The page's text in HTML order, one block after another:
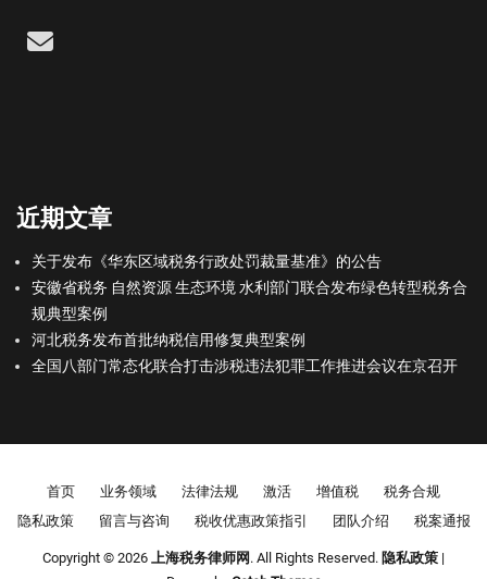
Email
近期文章
关于发布《华东区域税务行政处罚裁量基准》的公告
安徽省税务 自然资源 生态环境 水利部门联合发布绿色转型税务合
规典型案例
河北税务发布首批纳税信用修复典型案例
全国八部门常态化联合打击涉税违法犯罪工作推进会议在京召开
Footer menu
首页 业务领域 法律法规 激活 增值税
税务合规
隐私政策
留言与咨询 税收优惠政策指引 团队介绍 税案通报
Copyright © 2026 上海税务律师网 . All Rights Reserved. 隐私政策 |